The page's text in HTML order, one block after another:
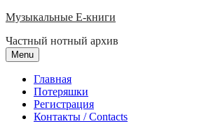
Skip
content
Музыкальные E-книги
Частный нотный архив
Menu
Главная
Потеряшки
Регистрация
Контакты / Contacts